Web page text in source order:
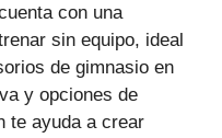
con una
sin equipo, ideal
de gimnasio en
y opciones de
te ayuda a crear